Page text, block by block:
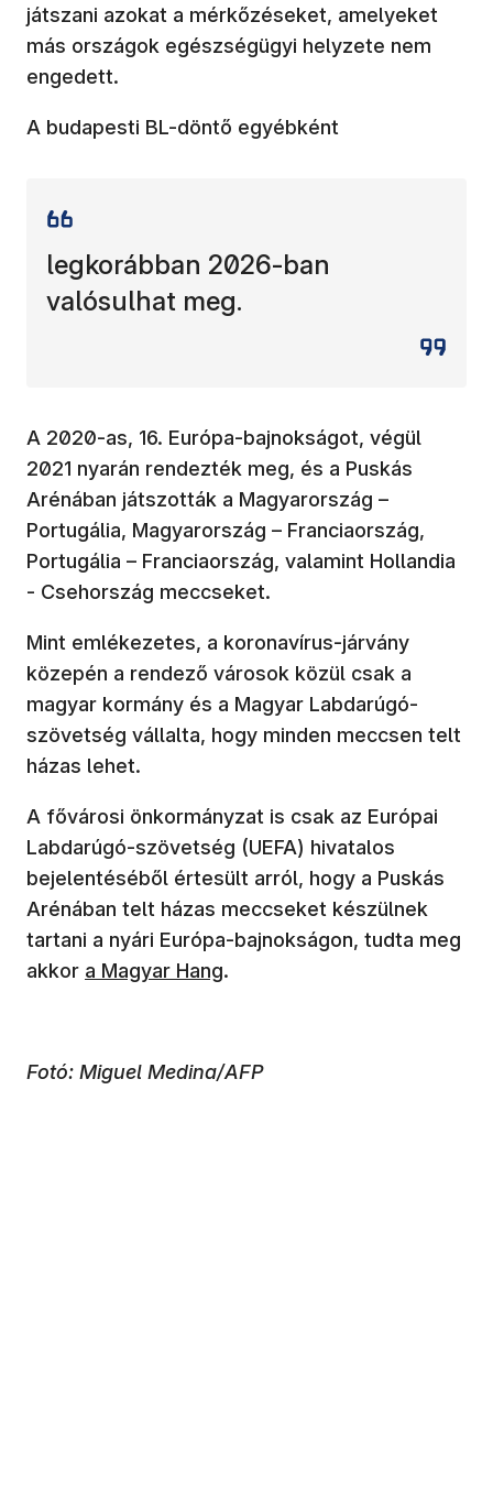
játszani azokat a mérkőzéseket, amelyeket
más országok egészségügyi helyzete nem
engedett.
A budapesti BL-döntő egyébként
legkorábban 2026-ban
valósulhat meg.
A 2020-as, 16. Európa-bajnokságot, végül
2021 nyarán rendezték meg, és a Puskás
Arénában játszották a Magyarország –
Portugália, Magyarország – Franciaország,
Portugália – Franciaország, valamint Hollandia
- Csehország meccseket.
Mint emlékezetes, a koronavírus-járvány
közepén a rendező városok közül csak a
magyar kormány és a Magyar Labdarúgó-
szövetség vállalta, hogy minden meccsen telt
házas lehet.
A fővárosi önkormányzat is csak az Európai
Labdarúgó-szövetség (UEFA) hivatalos
bejelentéséből értesült arról, hogy a Puskás
Arénában telt házas meccseket készülnek
tartani a nyári Európa-bajnokságon, tudta meg
akkor (új ablakban nyílik meg)
a Magyar Hang.
Fotó: Miguel Medina/AFP